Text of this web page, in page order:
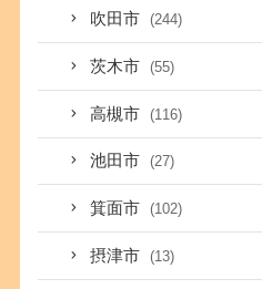
吹田市 (244)
茨木市 (55)
高槻市 (116)
池田市 (27)
箕面市 (102)
摂津市 (13)